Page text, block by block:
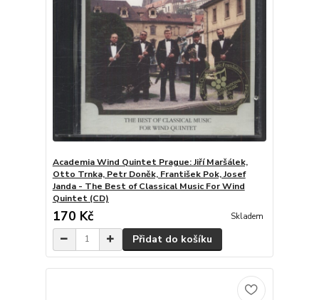
Academia Wind Quintet Prague: Jiří Maršálek,
Otto Trnka, Petr Doněk, František Pok, Josef
Janda - The Best of Classical Music For Wind
Quintet (CD)
170 Kč Skladem
Přidat do košíku